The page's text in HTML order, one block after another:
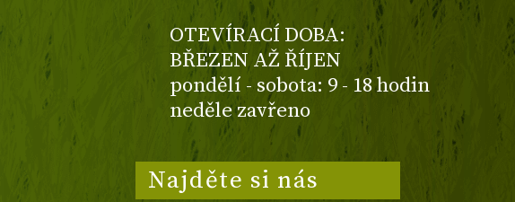
OTEVÍRACÍ DOBA:
BŘEZEN AŽ ŘÍJEN
pondělí - sobota: 9 - 18 hodin
neděle zavřeno
Najděte si nás